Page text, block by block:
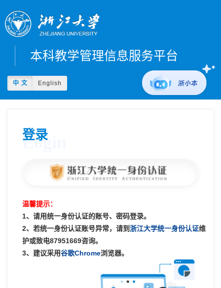
本科教学管理信息服务平台
中 文 English
登录
Login
温馨提示：
1、请用统一身份认证的账号、密码登录。
2、若统一身份认证账号异常，请到浙江大学统一身份认证维
护或致电87951669咨询。
3、建议采用谷歌Chrome浏览器。